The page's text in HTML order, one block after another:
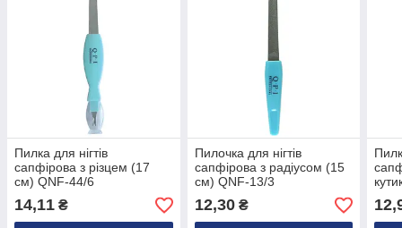
Пилка для нігтів
сапфірова з різцем (17
см) QNF-44/6
14,11 ₴
Пилочка для нігтів
сапфірова з радіусом (15
см) QNF-13/3
12,30₴